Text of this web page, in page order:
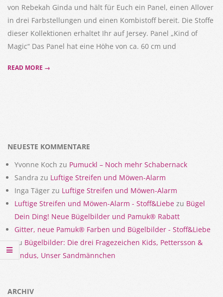
von Rebekah Ginda und hält für Euch ein Panel, einen Allover
in drei Farbstellungen und einen Kombistoff bereit. Die Stoffe
dieser Kollektionen erhaltet Ihr auf Jersey. Panel „Kind of
Magic“ Das Panel hat eine Höhe von ca. 60 cm und
READ MORE →
NEUESTE KOMMENTARE
Yvonne Koch zu Pumuckl – Noch mehr Schabernack
Sandra zu Luftige Streifen und Möwen-Alarm
Inga Täger zu Luftige Streifen und Möwen-Alarm
Luftige Streifen und Möwen-Alarm - Stoff&Liebe zu Bügel
Dein Ding! Neue Bügelbilder und Pamuk® Rabatt
Gitter, neue Pamuk® Farben und Bügelbilder - Stoff&Liebe
zu Bügelbilder: Die drei Fragezeichen Kids, Pettersson &
Findus, Unser Sandmännchen
ARCHIV